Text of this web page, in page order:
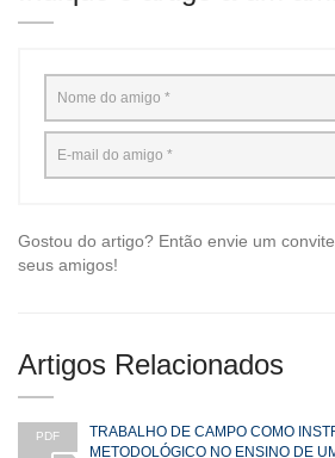
Gostou do artigo? Então envie um
seus amigos!
Artigos Relacionados
PDF
TRABALHO DE CAMPO COMO
METODOLÓGICO NO ENSINO DE